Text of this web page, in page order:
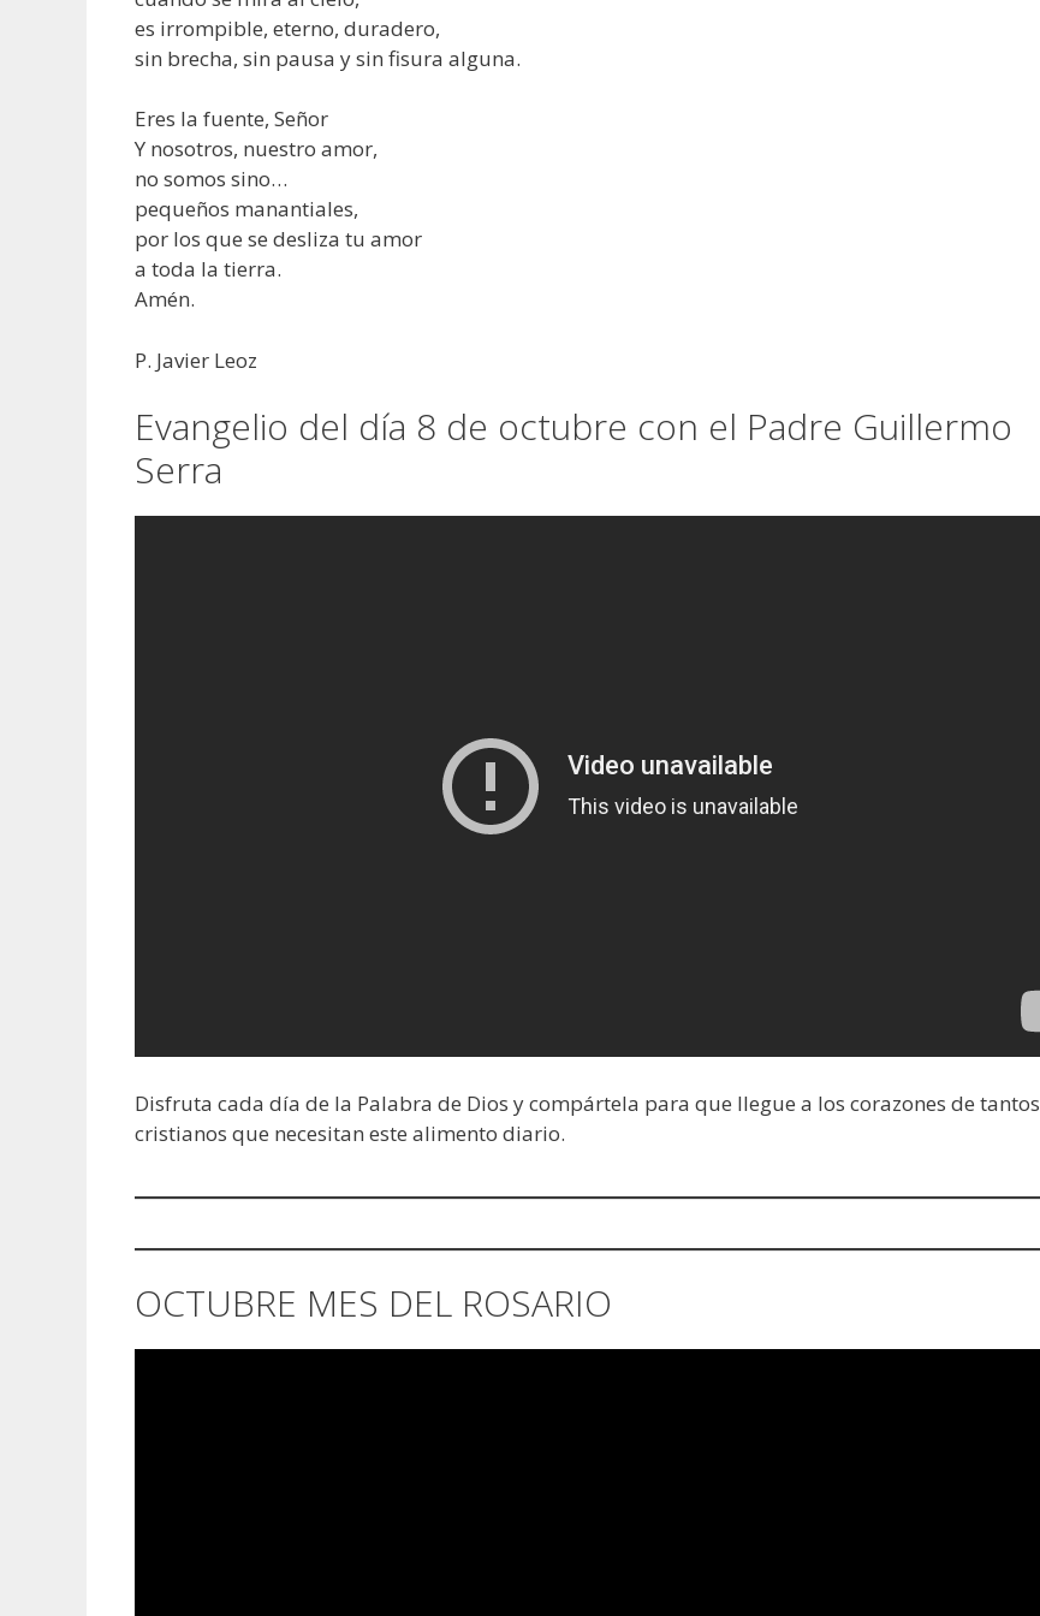
es irrompible, eterno, duradero,
sin brecha, sin pausa y sin fisura alguna.
Eres la fuente, Señor
Y nosotros, nuestro amor,
no somos sino…
pequeños manantiales,
por los que se desliza tu amor
a toda la tierra.
Amén.
P. Javier Leoz
Evangelio del día 8 de octubre con el Padre Guillermo
Serra
Disfruta cada día de la Palabra de Dios y compártela para que llegue a los corazones de tantos
cristianos que necesitan este alimento diario.
OCTUBRE MES DEL ROSARIO